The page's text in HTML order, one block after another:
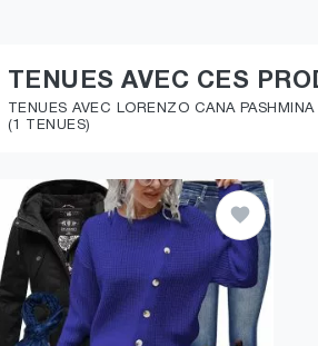
TENUES AVEC CES
TENUES AVEC LORENZO CANA
(1 TENUES)